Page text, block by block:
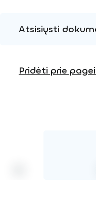
Atsisiųsti
Pridėti prie